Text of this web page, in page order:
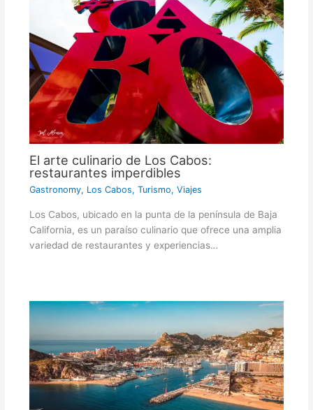
El arte culinario de Los Cabos:
restaurantes imperdibles
Gastronomy, Los Cabos, Turismo, Viajes
Los Cabos, ubicado en la punta de la península de Baja
California, es un paraíso culinario que ofrece una amplia
variedad de restaurantes y experiencias…